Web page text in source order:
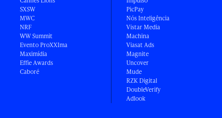
SXSW
MWC
NRF
WW Summit
Evento ProXXIma
Maximídia
Effie Awards
Caboré
PicPay
Nós Inteligência
Vistar Media
Machina
Viasat Ads
Magnite
Uncover
Mude
RZK Digital
DoubleVerify
Adlook